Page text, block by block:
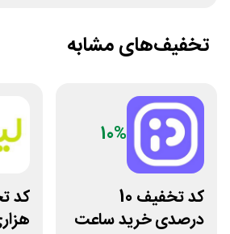
تخفیف‌های مشابه
10%
کد تخفیف 10
درصدی خرید ساعت